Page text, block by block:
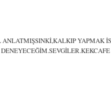
YAPMAK